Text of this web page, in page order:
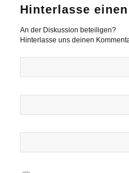
Hinterlasse
An der Diskussion beteiligen?
Hinterlasse uns deinen